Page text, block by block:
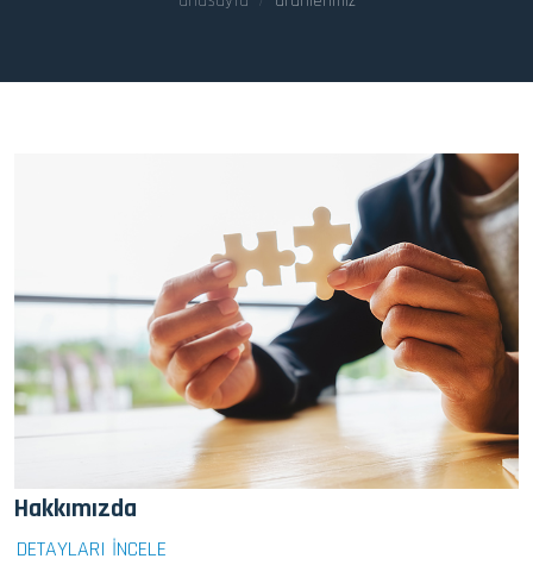
Hakkımızda
DETAYLARI İNCELE